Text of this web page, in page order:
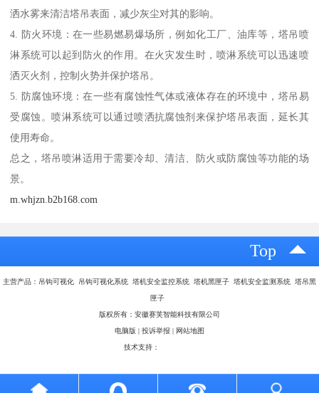
洒水雾来清洁塔吊表面，减少灰尘对其的影响。
4. 防火环境：在一些易燃易爆场所，例如化工厂、油库等，塔吊喷
淋系统可以起到防火的作用。在火灾发生时，喷淋系统可以迅速喷
洒灭火剂，控制火势并保护塔吊。
5. 防腐蚀环境：在一些有腐蚀性气体或液体存在的环境中，塔吊易
受腐蚀。喷淋系统可以通过喷洒抗腐蚀剂来保护塔吊表面，延长其
使用寿命。
总之，塔吊喷淋适用于需要冷却、清洁、防火或防腐蚀等功能的场
景。
m.whjzn.b2b168.com
Top
主营产品：吊钩可视化 吊钩可视化系统 塔机安全监控系统 塔机黑匣子 塔机安全监测系统 塔吊黑
匣子
版权所有：安徽赛芙智能科技有限公司
电脑版 | 投诉举报 | 网站地图
技术支持：